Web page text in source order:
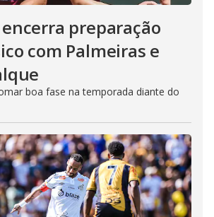
encerra preparação
com Palmeiras e
boa fase na temporada diante do